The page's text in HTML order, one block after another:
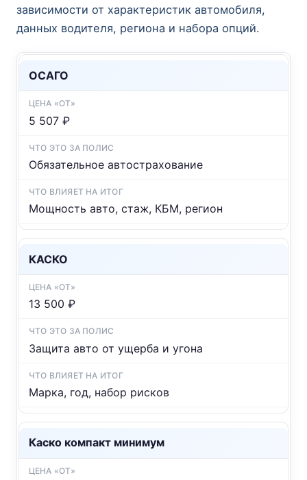
зависимости от характеристик автомобиля,
данных водителя, региона и набора опций.
ОСАГО
5 507 ₽
Обязательное автострахование
Мощность авто, стаж, КБМ, регион
КАСКО
13 500 ₽
Защита авто от ущерба и угона
Марка, год, набор рисков
Каско компакт минимум